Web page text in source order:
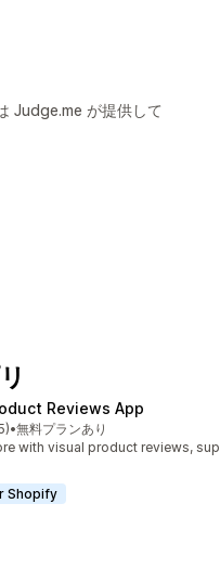
Judge.me が提供して
Reviews App
数：8875件
•無料プランあり
with visual product reviews,
Shopify